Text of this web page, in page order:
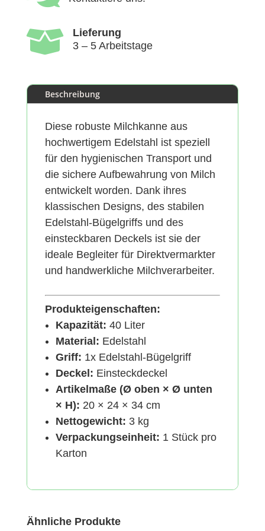

Lieferung
3 – 5 Arbeitstage
Beschreibung
Diese robuste Milchkanne aus
hochwertigem Edelstahl ist speziell
für den hygienischen Transport und
die sichere Aufbewahrung von Milch
entwickelt worden. Dank ihres
klassischen Designs, des stabilen
Edelstahl-Bügelgriffs und des
einsteckbaren Deckels ist sie der
ideale Begleiter für Direktvermarkter
und handwerkliche Milchverarbeiter.
Produkteigenschaften:
Kapazität: 40 Liter
Material: Edelstahl
Griff: 1x Edelstahl-Bügelgriff
Deckel: Einsteckdeckel
Artikelmaße (Ø oben × Ø unten
× H): 20 × 24 × 34 cm
Nettogewicht: 3 kg
Verpackungseinheit: 1 Stück pro
Karton
Ähnliche Produkte